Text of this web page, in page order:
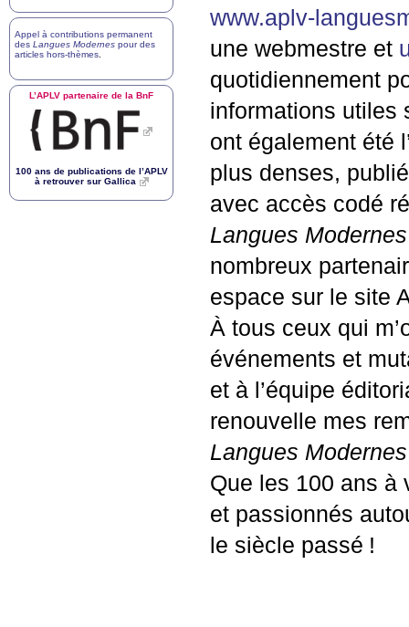
www.aplv-
une webmestre et
quotidiennement
informations utiles
ont également été
plus denses,
avec accès codé
Langues Modernes
nombreux
espace sur le site
À tous ceux qui
événements et
et à l’équipe
renouvelle mes
Langues Modernes
Que les 100 ans à
et passionnés
le siècle passé !
Appel à contributions permanent
des Langues Modernes pour des
articles hors-thèmes
L’APLV partenaire de la BnF
100 ans de publications de l’APLV
à retrouver sur Gallica